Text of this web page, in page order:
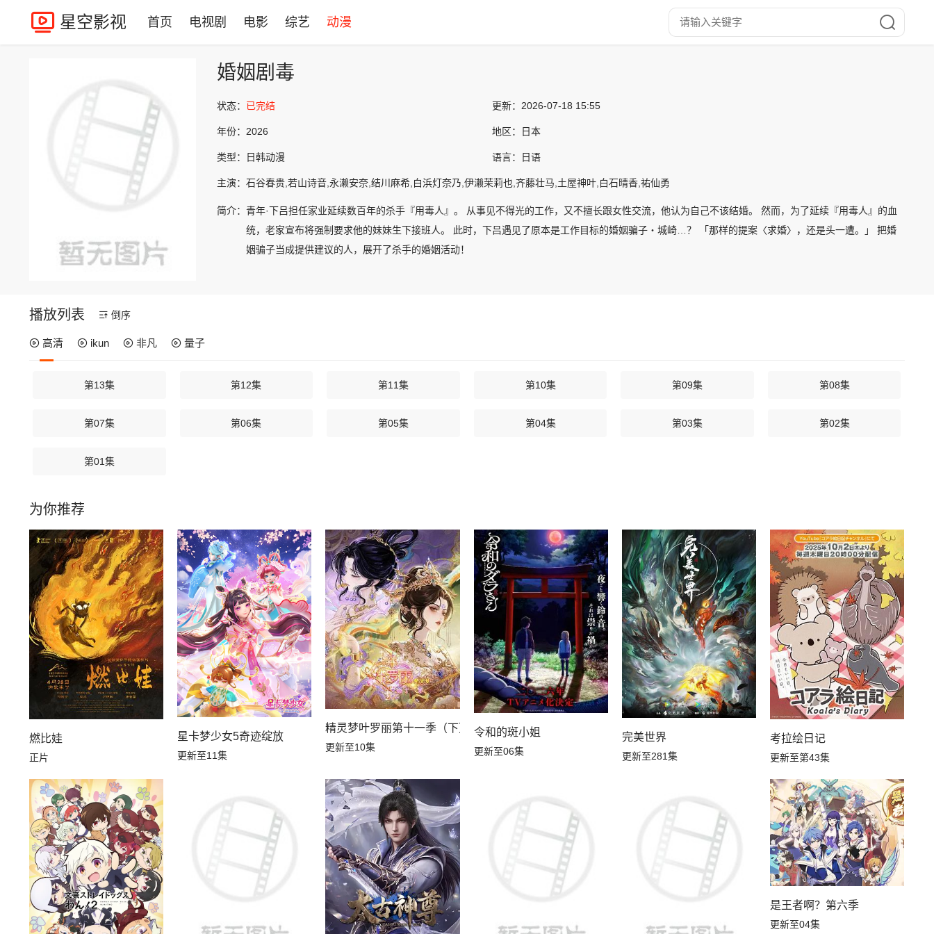
星空影视 首页 电视剧 电影 综艺 动漫
婚姻剧毒
状态： 已完结 更新： 2026-07-18 15:55
年份： 2026 地区： 日本
类型： 日韩动漫 语言： 日语
主演： 石谷春贵,若山诗音,永濑安奈,结川麻希,白浜灯奈乃,伊濑茉莉也,齐藤壮马,土屋神叶,白石晴香,祐仙勇
简介： 青年·下吕担任家业延续数百年的杀手『用毒人』。 从事见不得光的工作，又不擅长跟女性交流，他认为自己不该结婚。 然而，为了延续『用毒人』的血
统，老家宣布将强制要求他的妹妹生下接班人。 此时，下吕遇见了原本是工作目标的婚姻骗子‧城崎…？ 「那样的提案〈求婚〉，还是头一遭。」 把婚
姻骗子当成提供建议的人，展开了杀手的婚姻活动！
播放列表 倒序
高清 ikun 非凡 量子
第13集 第12集 第11集 第10集 第09集 第08集
第07集 第06集 第05集 第04集 第03集 第02集
第01集
为你推荐
燃比娃
正片
星卡梦少女5奇迹绽放
更新至11集
精灵梦叶罗丽第十一季（下）
更新至10集
令和的斑小姐
更新至06集
完美世界
更新至281集
考拉绘日记
更新至第43集
是王者啊？第六季
更新至04集